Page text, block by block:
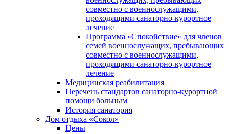
совместно с военнослужащими,
проходящими санаторно-курортное
лечение
Программа «Спокойствие» для членов
семей военнослужащих, пребывающих
совместно с военнослужащими,
проходящими санаторно-курортное
лечение
Медицинская реабилитация
Перечень стандартов санаторно-курортной
помощи больным
История санатория
Дом отдыха «Сокол»
Цены